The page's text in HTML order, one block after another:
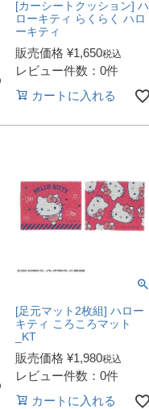
[カーシートクッション] ハ
ローキティ らくらく ハロ
ーキティ
販売価格 ¥1,650税込
レビュー件数：0件
カートに入れる
[足元マット2枚組] ハロー
キティ ころころマット
_KT
販売価格 ¥1,980税込
レビュー件数：0件
カートに入れる